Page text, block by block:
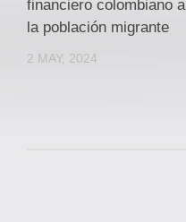
financiero colombiano a
la población migrante
2 MAY, 2024